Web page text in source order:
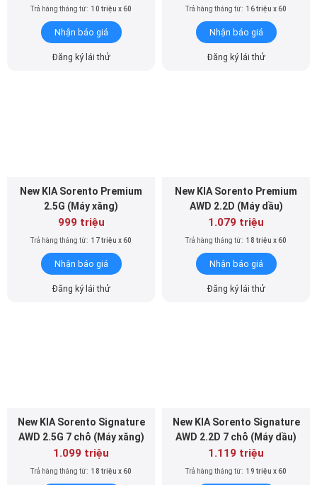
Trả hàng tháng từ: 10 triệu x 60
Nhận báo giá
Đăng ký lái thử
Trả hàng tháng từ: 16 triệu x 60
Nhận báo giá
Đăng ký lái thử
New KIA Sorento Premium
2.5G (Máy xăng)
999 triệu
Trả hàng tháng từ: 17 triệu x 60
Nhận báo giá
Đăng ký lái thử
New KIA Sorento Premium
AWD 2.2D (Máy dầu)
1.079 triệu
Trả hàng tháng từ: 18 triệu x 60
Nhận báo giá
Đăng ký lái thử
New KIA Sorento Signature
AWD 2.5G 7 chỗ (Máy xăng)
1.099 triệu
Trả hàng tháng từ: 18 triệu x 60
New KIA Sorento Signature
AWD 2.2D 7 chỗ (Máy dầu)
1.119 triệu
Trả hàng tháng từ: 19 triệu x 60